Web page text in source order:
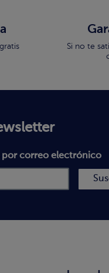
Si no te
por correo electrónico